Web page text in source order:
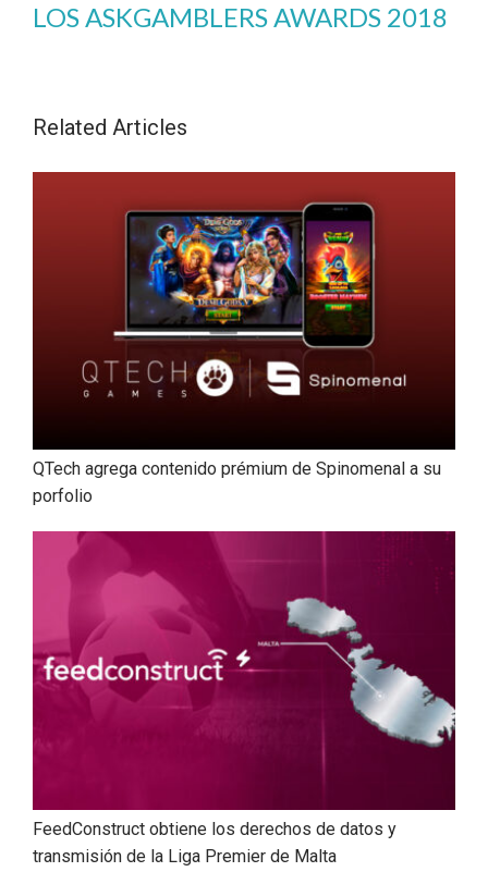
LOS ASKGAMBLERS AWARDS 2018
Related Articles
QTech agrega contenido prémium de Spinomenal a su
porfolio
FeedConstruct obtiene los derechos de datos y
transmisión de la Liga Premier de Malta